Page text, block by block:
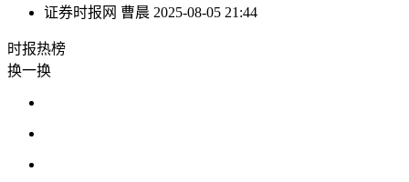
证券时报网 曹晨 2025-08-05 21:44
时报热榜
换一换